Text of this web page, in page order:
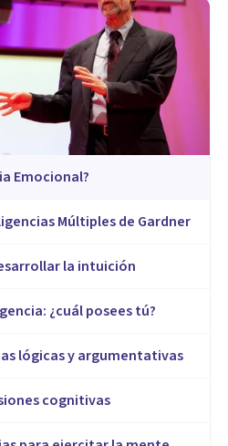
Emocional?
Múltiples de Gardner
la intuición
¿cuál posees tú?
lógicas y argumentativas
cognitivas